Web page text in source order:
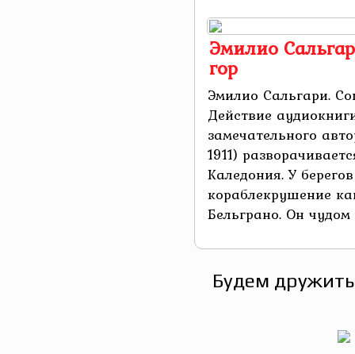
Эмилио
гор
Эмилио Сальгари.
Действие
замечательного
1911)
Каледония. У
кораблекрушение
Бельграно. Он чудом
Будем